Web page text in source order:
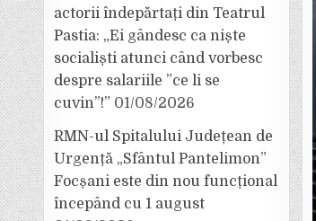
actorii îndepărtați din Teatrul
Pastia: „Ei gândesc ca niște
socialiști atunci când vorbesc
despre salariile ”ce li se
cuvin”!” 01/08/2026
RMN-ul Spitalului Județean de
Urgență „Sfântul Pantelimon”
Focșani este din nou funcțional
începând cu 1 august